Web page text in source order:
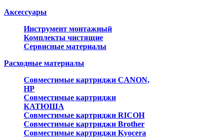
Аксессуары
Инструмент монтажный
Комплекты чистящие
Сервисные материалы
Расходные материалы
Совместимые картриджи CANON,
HP
Совместимые картриджи
КАТЮША
Совместимые картриджи RICOH
Совместимые картриджи Brother
Совместимые картриджи Kyocera